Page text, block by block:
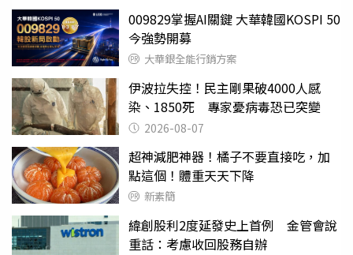
009829掌握AI關鍵 大華韓國KOSPI 50
今強勢開募
大華銀全能行銷方案
伊波拉失控！民主剛果破4000人感
染、1850死 專家憂病毒恐已突變
2026-08-07
超神減肥神器！橘子不要直接吃，加
點這個！體重天天下降
新素簡
緯創股利2度延發史上首例 金管會說
重話：考慮收回股務自辦